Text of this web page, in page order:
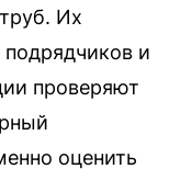
Их
и
проверяют
оценить